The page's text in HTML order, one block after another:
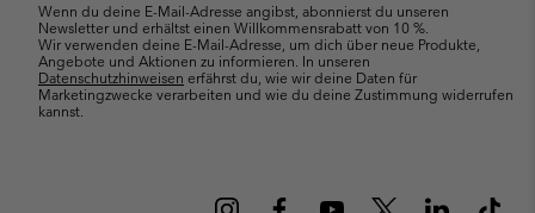
Wenn du deine E-Mail-Adresse angibst, abonnierst du unseren
Newsletter und erhältst einen Willkommensrabatt von 10 %.
Wir verwenden deine E-Mail-Adresse, um dich über neue Produkte,
Angebote und Aktionen zu informieren. In unseren
Datenschutzhinweisen erfährst du, wie wir deine Daten für
Marketingzwecke verarbeiten und wie du deine Zustimmung widerrufen
kannst.